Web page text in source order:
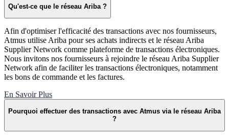
Qu'est-ce que le réseau Ariba ?
Afin d'optimiser l'efficacité des transactions avec nos fournisseurs,
Atmus utilise Ariba pour ses achats indirects et le réseau Ariba
Supplier Network comme plateforme de transactions électroniques.
Nous invitons nos fournisseurs à rejoindre le réseau Ariba Supplier
Network afin de faciliter les transactions électroniques, notamment
les bons de commande et les factures.
En Savoir Plus
Pourquoi effectuer des transactions avec Atmus via le réseau Ariba
?